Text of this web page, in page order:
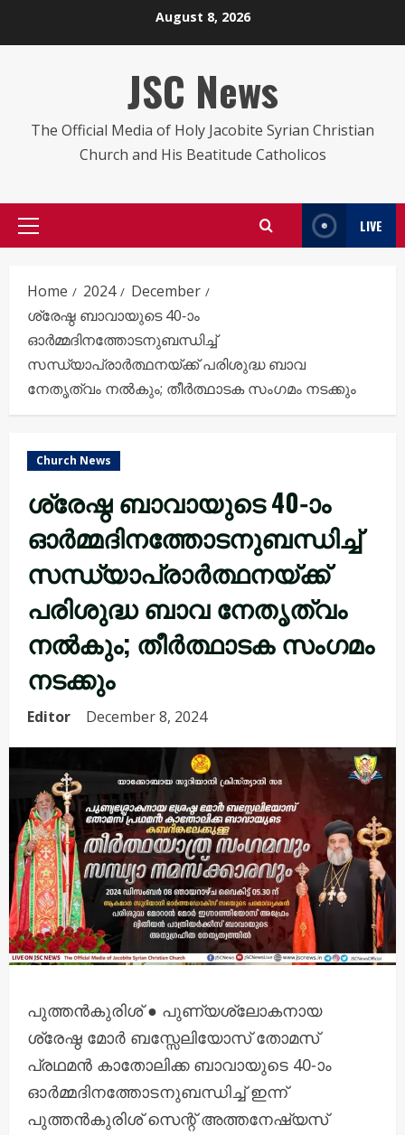
August 8, 2026
JSC News
The Official Media of Holy Jacobite Syrian Christian
Church and His Beatitude Catholicos
Primary
LIVE
Home 2024
December
ശ്രേഷ്ഠ ബാവായുടെ 40-ാം
ഓർമ്മദിനത്തോടനുബന്ധിച്ച്
സന്ധ്യാപ്രാർത്ഥനയ്ക്ക് പരിശുദ്ധ ബാവ
നേതൃത്വം നൽകും; തീർത്ഥാടക സംഗമം നടക്കും
Church News
ശ്രേഷ്ഠ ബാവായുടെ 40-ാം
ഓർമ്മദിനത്തോടനുബന്ധിച്ച്
സന്ധ്യാപ്രാർത്ഥനയ്ക്ക്
പരിശുദ്ധ ബാവ നേതൃത്വം
നൽകും; തീർത്ഥാടക സംഗമം
നടക്കും
Editor December 8, 2024
പുത്തന്‍കുരിശ് ● പുണ്യശ്ലോകനായ
ശ്രേഷ്ഠ മോർ ബസ്സേലിയോസ് തോമസ്
പ്രഥമൻ കാതോലിക്ക ബാവായുടെ 40-ാം
ഓർമ്മദിനത്തോടനുബന്ധിച്ച് ഇന്ന്
പുത്തൻകുരിശ് സെന്റ് അത്തനേഷ്യസ്